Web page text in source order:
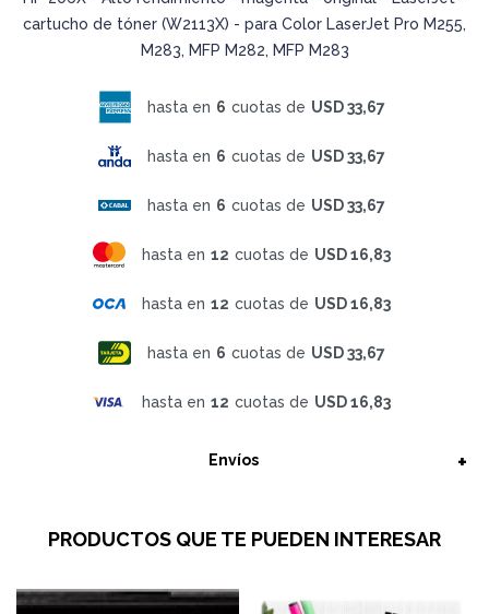
cartucho de tóner (W2113X) - para Color LaserJet Pro M255,
M283, MFP M282, MFP M283
hasta en 6 cuotas de USD 33,67
hasta en 6 cuotas de USD 33,67
hasta en 6 cuotas de USD 33,67
hasta en 12 cuotas de USD 16,83
hasta en 12 cuotas de USD 16,83
hasta en 6 cuotas de USD 33,67
hasta en 12 cuotas de USD 16,83
Envíos
PRODUCTOS QUE TE PUEDEN INTERESAR